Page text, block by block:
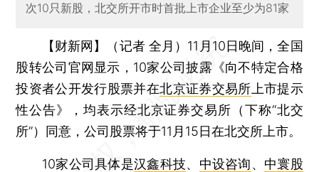
次10只新股，北交所开市时首批上市企业至少为81家
【财新网】（记者 全月） 11月10日晚间，全国
股转公司官网显示，10家公司披露《向不特定合格
投资者公开发行股票并在北京证券交易所 上市提示
性公告》，均表示经北京证券交易所（下称“北交
所”）同意，公司股票将于11月15日在北交所上市。
10家公司具体是汉鑫科技、 中设咨询、 中寰股